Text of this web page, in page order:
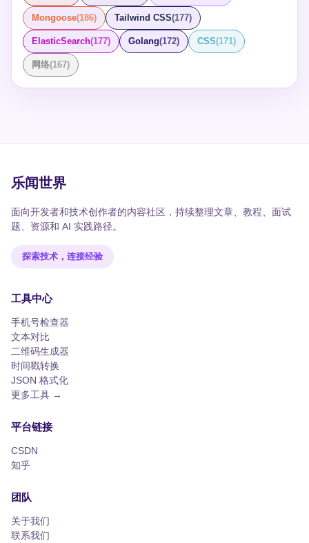
通过逐步验证和小范围的测试，我们成功地完成了迁移，
并且没有影响到公司的日常运营。
Mongoose(186) Tailwind CSS(177)
ElasticSearch(177) Golang(172) CSS(171)
网络(167)
乐闻世界
面向开发者和技术创作者的内容社区，持续整理文章、教程、面试
题、资源和 AI 实践路径。
探索技术，连接经验
工具中心
手机号检查器
文本对比
二维码生成器
时间戳转换
JSON 格式化
更多工具 →
平台链接
CSDN
知乎
团队
关于我们
联系我们